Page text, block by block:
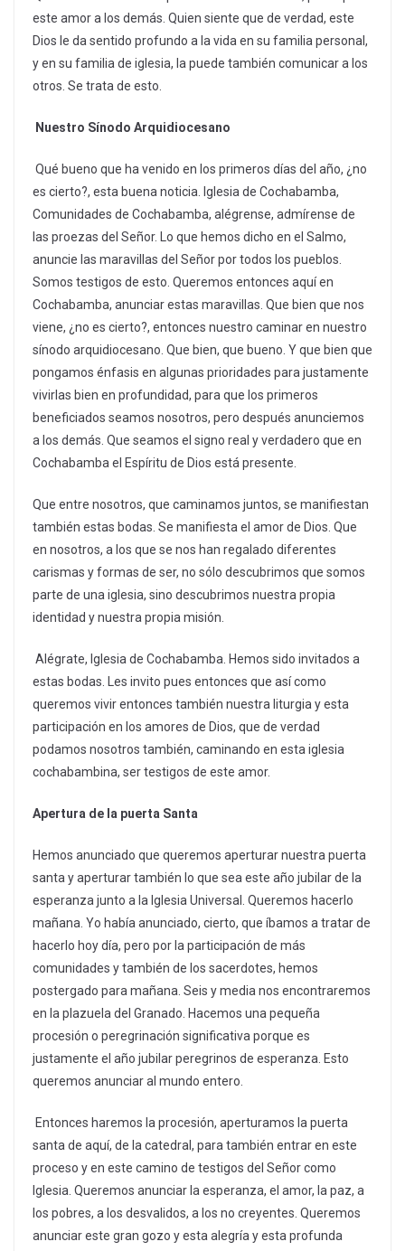
este amor a los demás. Quien siente que de verdad, este
Dios le da sentido profundo a la vida en su familia personal,
y en su familia de iglesia, la puede también comunicar a los
otros. Se trata de esto.
Nuestro Sínodo Arquidiocesano
Qué bueno que ha venido en los primeros días del año, ¿no
es cierto?, esta buena noticia. Iglesia de Cochabamba,
Comunidades de Cochabamba, alégrense, admírense de
las proezas del Señor. Lo que hemos dicho en el Salmo,
anuncie las maravillas del Señor por todos los pueblos.
Somos testigos de esto. Queremos entonces aquí en
Cochabamba, anunciar estas maravillas. Que bien que nos
viene, ¿no es cierto?, entonces nuestro caminar en nuestro
sínodo arquidiocesano. Que bien, que bueno. Y que bien que
pongamos énfasis en algunas prioridades para justamente
vivirlas bien en profundidad, para que los primeros
beneficiados seamos nosotros, pero después anunciemos
a los demás. Que seamos el signo real y verdadero que en
Cochabamba el Espíritu de Dios está presente.
Que entre nosotros, que caminamos juntos, se manifiestan
también estas bodas. Se manifiesta el amor de Dios. Que
en nosotros, a los que se nos han regalado diferentes
carismas y formas de ser, no sólo descubrimos que somos
parte de una iglesia, sino descubrimos nuestra propia
identidad y nuestra propia misión.
Alégrate, Iglesia de Cochabamba. Hemos sido invitados a
estas bodas. Les invito pues entonces que así como
queremos vivir entonces también nuestra liturgia y esta
participación en los amores de Dios, que de verdad
podamos nosotros también, caminando en esta iglesia
cochabambina, ser testigos de este amor.
Apertura de la puerta Santa
Hemos anunciado que queremos aperturar nuestra puerta
santa y aperturar también lo que sea este año jubilar de la
esperanza junto a la Iglesia Universal. Queremos hacerlo
mañana. Yo había anunciado, cierto, que íbamos a tratar de
hacerlo hoy día, pero por la participación de más
comunidades y también de los sacerdotes, hemos
postergado para mañana. Seis y media nos encontraremos
en la plazuela del Granado. Hacemos una pequeña
procesión o peregrinación significativa porque es
justamente el año jubilar peregrinos de esperanza. Esto
queremos anunciar al mundo entero.
Entonces haremos la procesión, aperturamos la puerta
santa de aquí, de la catedral, para también entrar en este
proceso y en este camino de testigos del Señor como
Iglesia. Queremos anunciar la esperanza, el amor, la paz, a
los pobres, a los desvalidos, a los no creyentes. Queremos
anunciar este gran gozo y esta alegría y esta profunda